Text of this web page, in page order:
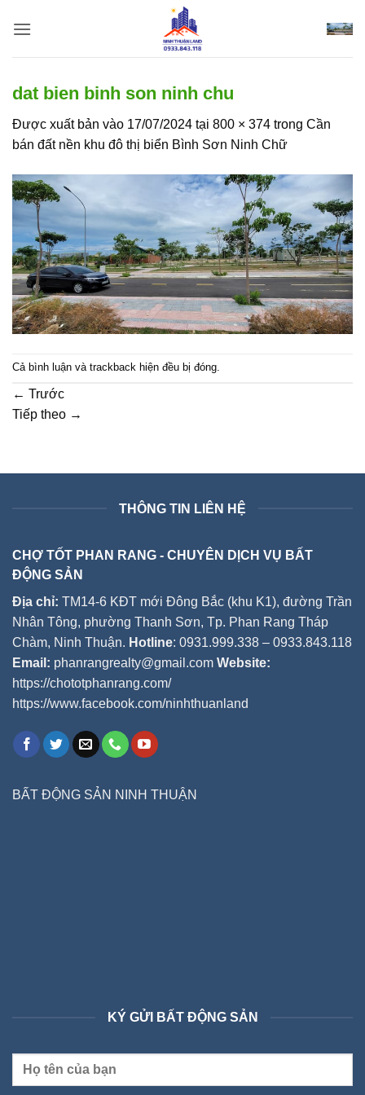
qua
dat bien binh son ninh chu
Được xuất bản vào 17/07/2024 tại 800 × 374 trong Cần
bán đất nền khu đô thị biển Bình Sơn Ninh Chữ
Cả bình luận và trackback hiện đều bị đóng.
← Trước
Tiếp theo →
THÔNG TIN LIÊN HỆ
CHỢ TỐT PHAN RANG - CHUYÊN DỊCH VỤ BẤT
ĐỘNG SẢN
Địa chỉ: TM14-6 KĐT mới Đông Bắc (khu K1), đường Trần
Nhân Tông, phường Thanh Sơn, Tp. Phan Rang Tháp
Chàm, Ninh Thuận. Hotline: 0931.999.338 – 0933.843.118
Email: phanrangrealty@gmail.com Website:
https://chototphanrang.com/
https://www.facebook.com/ninhthuanland
BẤT ĐỘNG SẢN NINH THUẬN
KÝ GỬI BẤT ĐỘNG SẢN